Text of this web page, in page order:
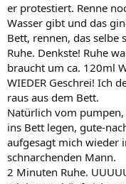
er protestiert. Renne
Wasser gibt und das
Bett, rennen, das selbe
Ruhe. Denkste! Ruhe
braucht um ca. 120ml
WIEDER Geschrei! Ich
raus aus dem Bett.
Natürlich vom
ins Bett legen, gute-
aufgesagt mich wieder
schnarchenden Mann.
2 Minuten Ruhe.